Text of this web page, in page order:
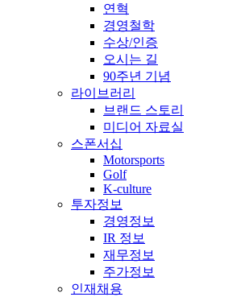
연혁
경영철학
수상/인증
오시는 길
90주년 기념
라이브러리
브랜드 스토리
미디어 자료실
스폰서십
Motorsports
Golf
K-culture
투자정보
경영정보
IR 정보
재무정보
주가정보
인재채용